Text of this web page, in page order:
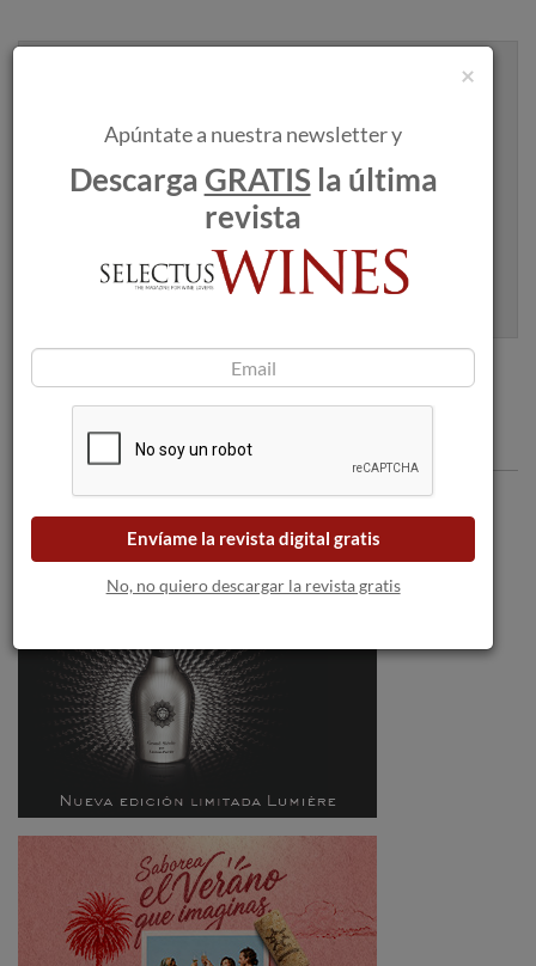
Apúntame
Comentarios
×
Apúntate a nuestra newsletter y
DescargaGRATIS la última
revista
Envíame la revista digital gratis
No, no quiero descargar la revista gratis